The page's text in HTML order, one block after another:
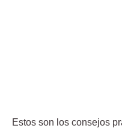
Estos son los consejos